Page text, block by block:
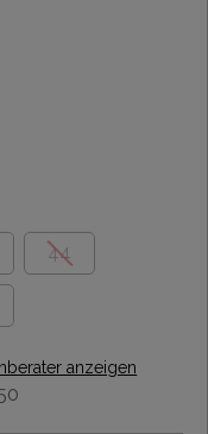
44
anzeigen